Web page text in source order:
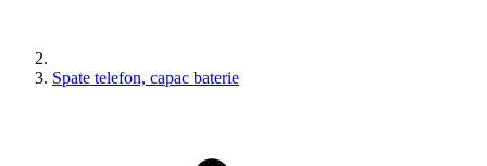
Spate telefon, capac baterie